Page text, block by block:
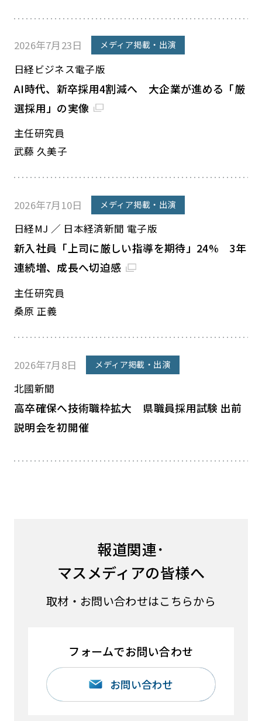
2026年7月23日 メディア掲載・出演
日経ビジネス電子版
AI時代、新卒採用4割減へ 大企業が進める「厳
選採用」の実像
主任研究員
武藤 久美子
2026年7月10日 メディア掲載・出演
日経MJ ／ 日本経済新聞 電子版
新入社員「上司に厳しい指導を期待」24% 3年
連続増、成長へ切迫感
主任研究員
桑原 正義
2026年7月8日 メディア掲載・出演
北國新聞
高卒確保へ技術職枠拡大 県職員採用試験 出前
説明会を初開催
報道関連･
マスメディアの皆様へ
取材・お問い合わせはこちらから
フォームでお問い合わせ
お問い合わせ